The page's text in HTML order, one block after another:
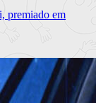
premiado em